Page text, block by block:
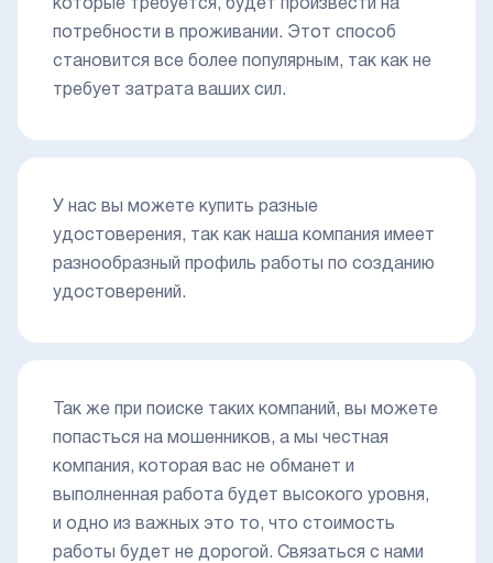
которые требуется, будет произвести на
потребности в проживании. Этот способ
становится все более популярным, так как не
требует затрата ваших сил.
У нас вы можете купить разные
удостоверения, так как наша компания имеет
разнообразный профиль работы по созданию
удостоверений.
Так же при поиске таких компаний, вы можете
попасться на мошенников, а мы честная
компания, которая вас не обманет и
выполненная работа будет высокого уровня,
и одно из важных это то, что стоимость
работы будет не дорогой. Связаться с нами